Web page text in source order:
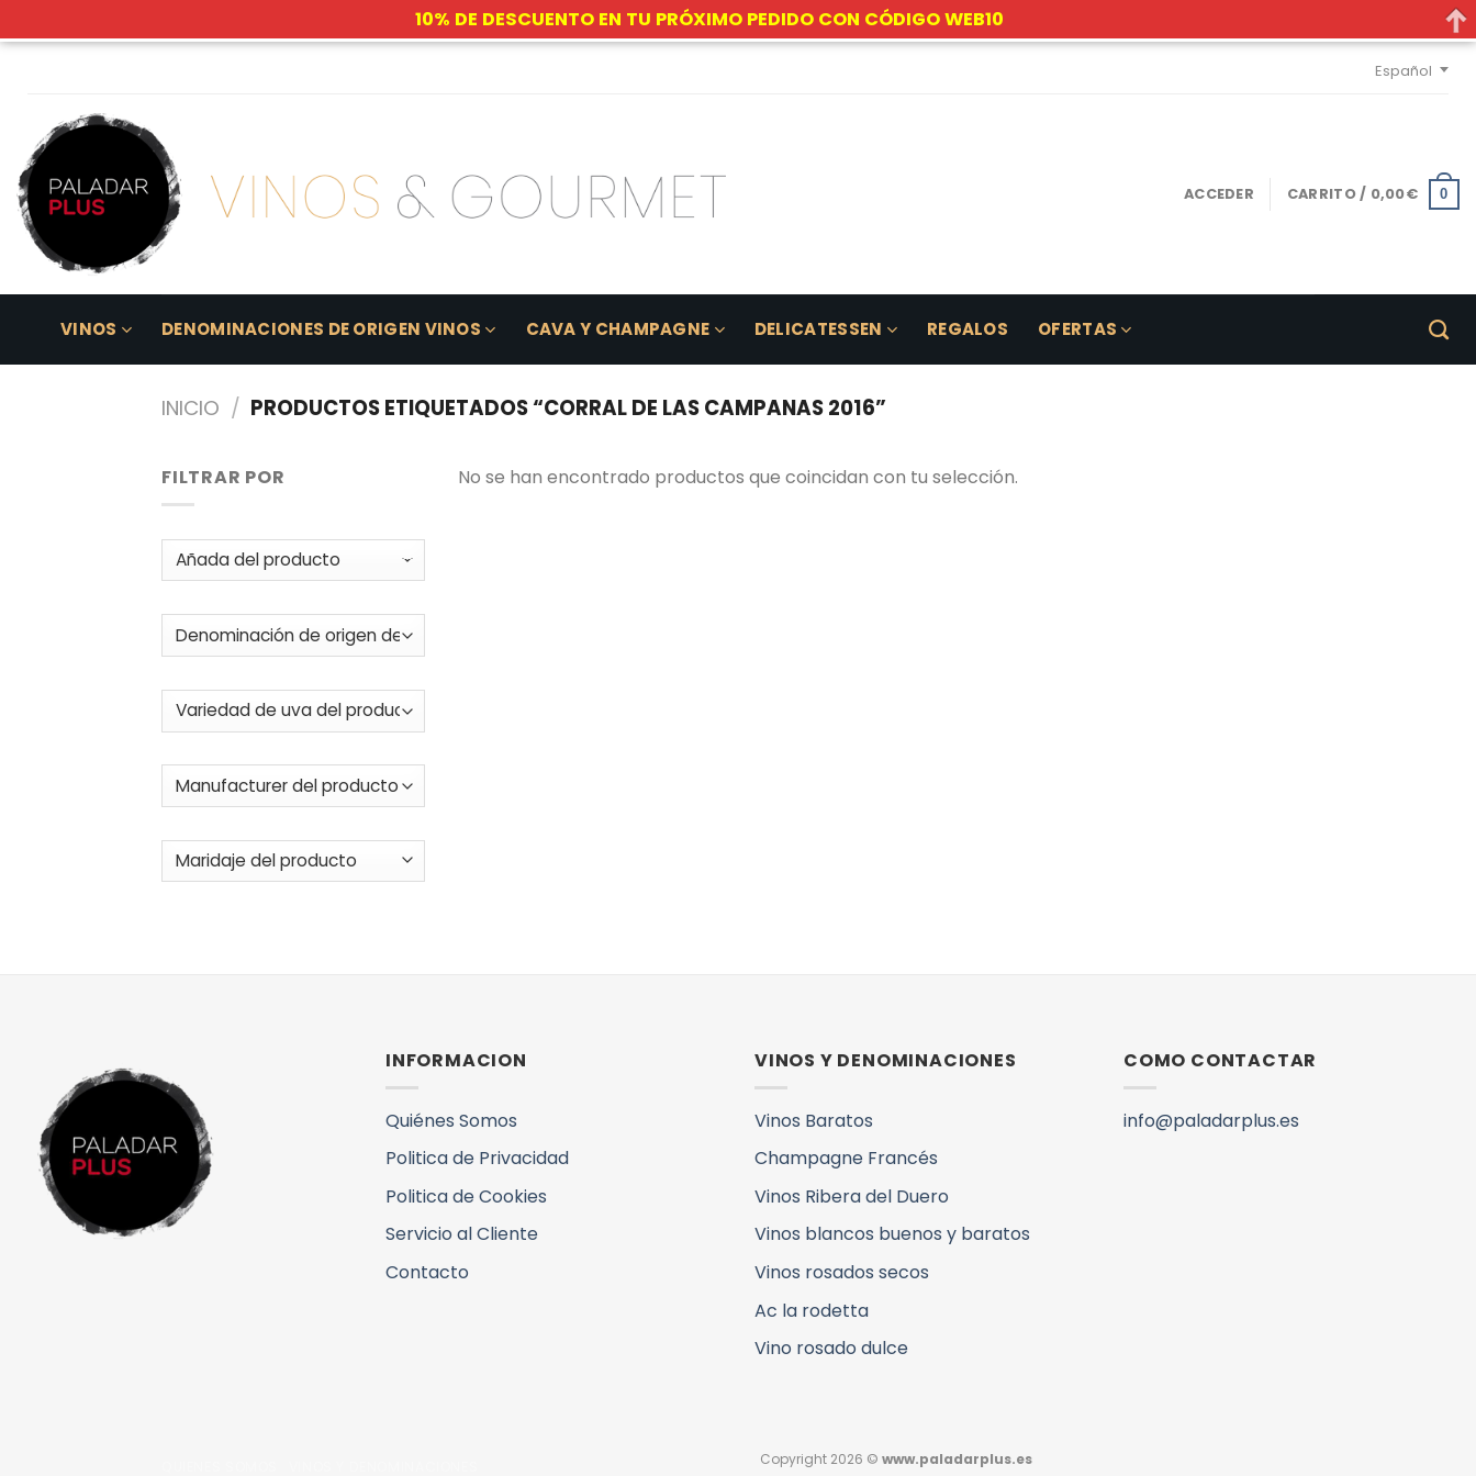
Skip
Español
ACCEDER CARRITO / 0,00€ 0
VINOS DENOMINACIONES DE ORIGEN VINOS CAVA Y CHAMPAGNE DELICATESSEN REGALOS OFERTAS
INICIO / PRODUCTOS ETIQUETADOS “CORRAL DE LAS CAMPANAS 2016”
FILTRAR POR No se han encontrado productos que coincidan con tu selección.
INFORMACION
Quiénes Somos
Politica de Privacidad
Politica de Cookies
Servicio al Cliente
Contacto
VINOS Y DENOMINACIONES
Vinos Baratos
Champagne Francés
Vinos Ribera del Duero
Vinos blancos buenos y baratos
Vinos rosados secos
Ac la rodetta
Vino rosado dulce
COMO CONTACTAR
info@paladarplus.es
Copyright 2026 ©www.paladarplus.es
10% DE DESCUENTO EN TU PRÓXIMO PEDIDO CON CÓDIGO WEB10